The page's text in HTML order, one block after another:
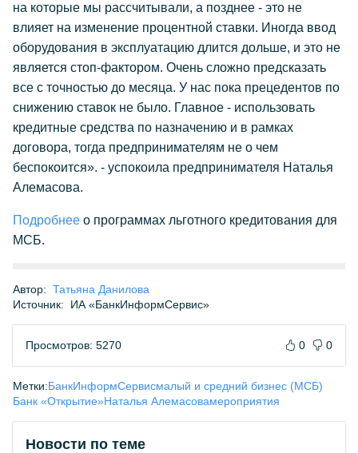
на которые мы рассчитывали, а позднее - это не
влияет на изменение процентной ставки. Иногда ввод
оборудования в эксплуатацию длится дольше, и это не
является стоп-фактором. Очень сложно предсказать
все с точностью до месяца. У нас пока прецедентов по
снижению ставок не было. Главное - использовать
кредитные средства по назначению и в рамках
договора, тогда предпринимателям не о чем
беспокоится». - успокоила предпринимателя Наталья
Алемасова.
Подробнее о программах льготного кредитования для
МСБ.
Автор: Татьяна Данилова
Источник:
ИА «БанкИнформСервис»
Просмотров: 5270 0 0
Метки:БанкИнформСервисмалый и средний бизнес (МСБ)
Банк «Открытие»Наталья Алемасовамероприятия
Новости по теме